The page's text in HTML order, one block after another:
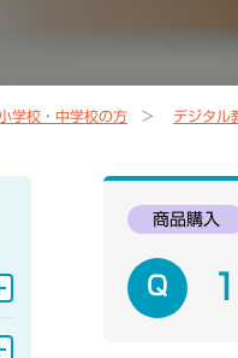
ニュー
研究会
一般向
よくあ
学校・中学校の方 デジタル
商品購入